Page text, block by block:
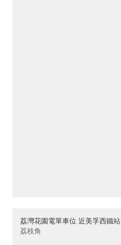
荔灣花園電單車位 近美孚西鐵站
荔枝角